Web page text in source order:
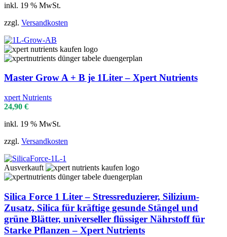
inkl. 19 % MwSt.
zzgl. Versandkosten
Master Grow A + B je 1Liter – Xpert Nutrients
xpert Nutrients
24,90 €
inkl. 19 % MwSt.
zzgl. Versandkosten
Ausverkauft
Silica Force 1 Liter – Stressreduzierer, Silizium-
Zusatz, Silica für kräftige gesunde Stängel und
grüne Blätter, universeller flüssiger Nährstoff für
Starke Pflanzen – Xpert Nutrients